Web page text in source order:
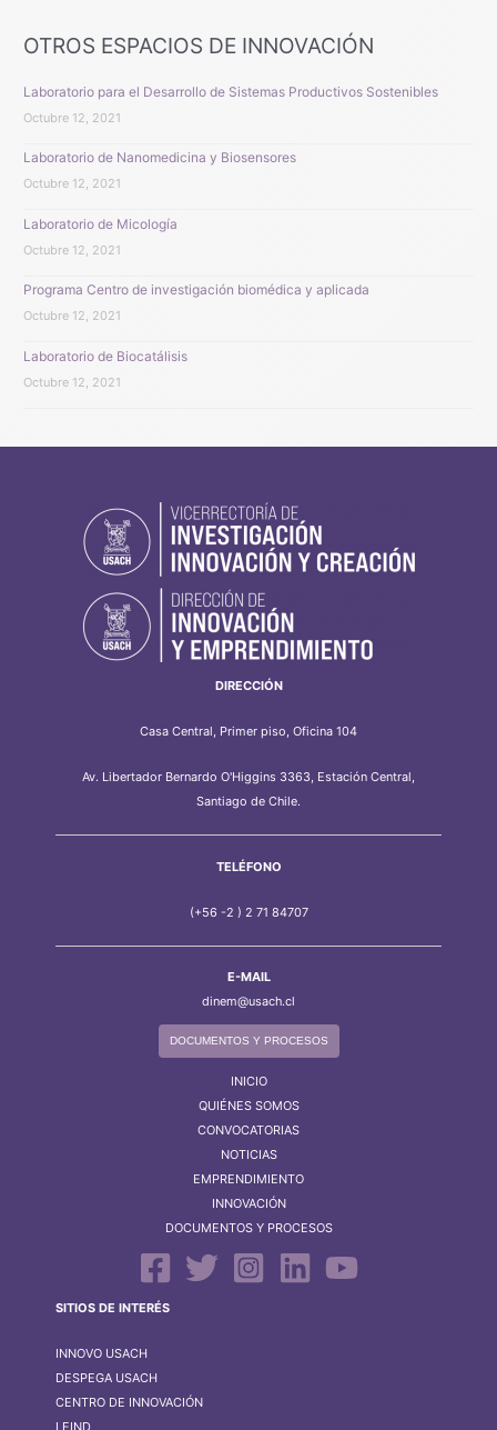
c
a
r
o
:
OTROS ESPACIOS DE INNOVACIÓN
Laboratorio para el Desarrollo de Sistemas Productivos Sostenibles
Octubre 12, 2021
Laboratorio de Nanomedicina y Biosensores
Octubre 12, 2021
Laboratorio de Micología
Octubre 12, 2021
Programa Centro de investigación biomédica y aplicada
Octubre 12, 2021
Laboratorio de Biocatálisis
Octubre 12, 2021
DIRECCIÓN
Casa Central, Primer piso, Oficina 104
Av. Libertador Bernardo O'Higgins 3363, Estación Central,
Santiago de Chile.
TELÉFONO
(+56 -2 ) 2 71 84707
E-MAIL
dinem@usach.cl
DOCUMENTOS Y PROCESOS
INICIO
QUIÉNES SOMOS
CONVOCATORIAS
NOTICIAS
EMPRENDIMIENTO
INNOVACIÓN
DOCUMENTOS Y PROCESOS
SITIOS DE INTERÉS
INNOVO USACH
DESPEGA USACH
CENTRO DE INNOVACIÓN